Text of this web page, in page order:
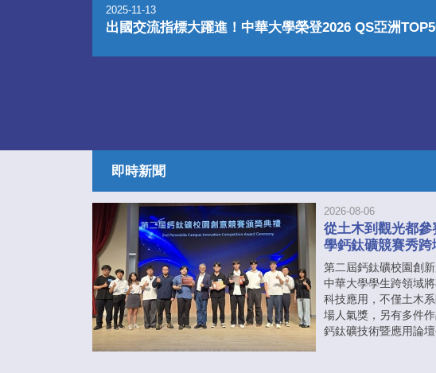
2025-11-13
出國交流指標大躍進！中華大學榮登2026 QS亞洲
即時新聞
2026-08-06
從土木到觀光都
學鈣鈦礦競賽秀跨
第二屆鈣鈦礦校園創新
中華大學學生跨領域
科技應用，不僅土木
場人氣獎，另有多件
鈣鈦礦技術暨應用論壇